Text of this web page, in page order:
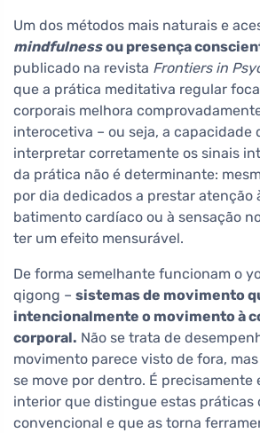
Um dos métodos mais naturais e
mindfulness ou presença
publicado na revista Frontiers in
que a prática meditativa regular
corporais melhora
interocetiva – ou seja, a capacidade
interpretar corretamente os sinais
da prática não é determinante:
por dia dedicados a prestar atenção
batimento cardíaco ou à sensação
ter um efeito mensurável.
De forma semelhante funcionam o
qigong – sistemas de movimento
intencionalmente o movimento à
corporal. Não se trata de
movimento parece visto de fora,
se move por dentro. É precisamente
interior que distingue estas práticas
convencional e que as torna